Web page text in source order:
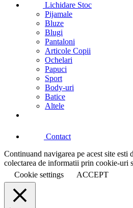
Lichidare Stoc
Pijamale
Bluze
Blugi
Pantaloni
Articole Copii
Ochelari
Papuci
Sport
Body-uri
Batice
Altele
Contact
Continuand navigarea pe acest site esti
colectarea de informatii prin cookie-uri
Cookie settings
ACCEPT